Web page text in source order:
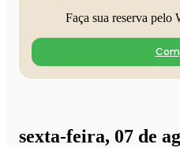
Faça sua reserva pelo
sexta-feira, 07 de